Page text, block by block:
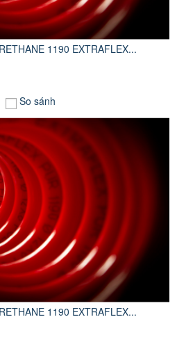
1190 EXTRAFLEX...
So sánh
1190 EXTRAFLEX...